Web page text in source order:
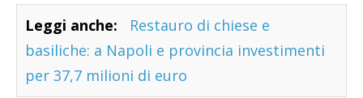
Leggi anche:
Restauro di chiese e
basiliche: a Napoli e provincia investimenti
per 37,7 milioni di euro